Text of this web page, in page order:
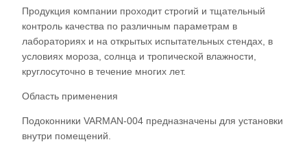
Продукция компании проходит строгий и тщательный
контроль качества по различным параметрам в
лабораториях и на открытых испытательных стендах, в
условиях мороза, солнца и тропической влажности,
круглосуточно в течение многих лет.
Область применения
Подоконники VARMAN-004 предназначены для установки
внутри помещений.